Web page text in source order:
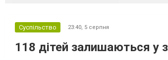
Суспільство 23:40, 5 серпня
118 дітей залишаються у